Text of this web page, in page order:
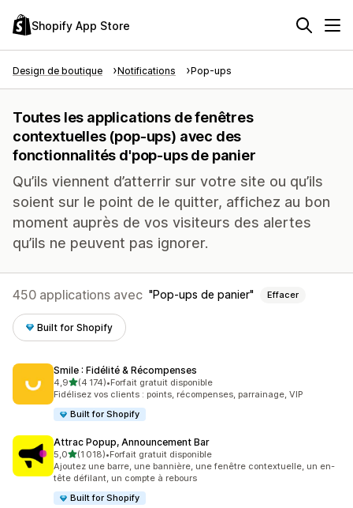
Shopify App Store
Design de boutique Notifications Pop-ups
Toutes les applications de fenêtres
contextuelles (pop-ups) avec des
fonctionnalités d'pop-ups de panier
Qu’ils viennent d’atterrir sur votre site ou qu’ils
soient sur le point de le quitter, affichez au bon
moment auprès de vos visiteurs des alertes
qu’ils ne peuvent pas ignorer.
450 applications avec Pop-ups de panier Effacer
Built for Shopify
Smile : Fidélité & Récompenses
4,9étoile(s) sur 5
(4 174)
4174 avis au total
•Forfait gratuit disponible
Fidélisez vos clients : points, récompenses, parrainage, VIP
Built for Shopify
Attrac Popup, Announcement Bar
5,0étoile(s) sur 5
(1 018)
1018 avis au total
•Forfait gratuit disponible
Ajoutez une barre, une bannière, une fenêtre contextuelle, un en-
tête défilant, un compte à rebours
Built for Shopify